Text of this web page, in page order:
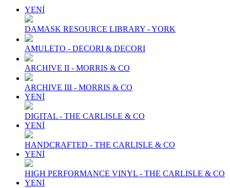
YENİ
DAMASK RESOURCE LIBRARY - YORK
AMULETO - DECORI & DECORI
ARCHIVE II - MORRIS & CO
ARCHIVE III - MORRIS & CO
YENİ
DIGITAL - THE CARLISLE & CO
YENİ
HANDCRAFTED - THE CARLISLE & CO
YENİ
HIGH PERFORMANCE VINYL - THE CARLISLE & CO
YENİ